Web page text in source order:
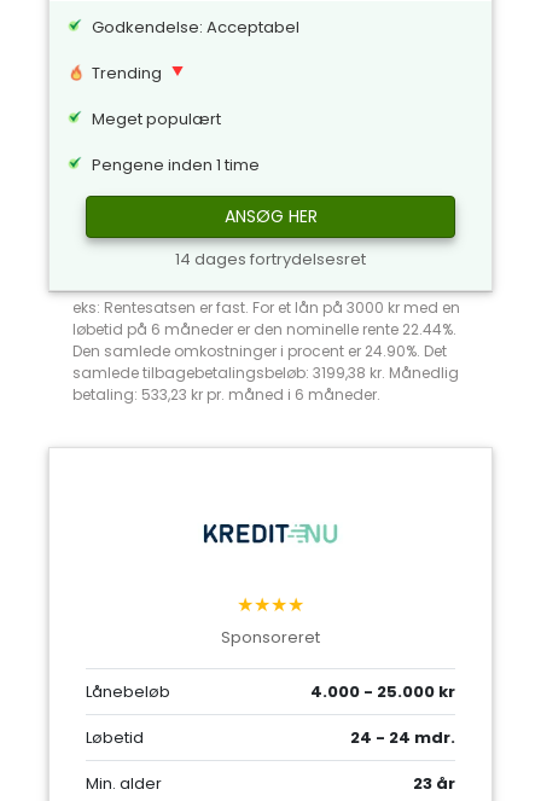
Godkendelse: Acceptabel
Trending
Meget populært
Pengene inden 1 time
ANSØG HER
14 dages fortrydelsesret
eks: Rentesatsen er fast. For et lån på 3000 kr med en
løbetid på 6 måneder er den nominelle rente 22.44%.
Den samlede omkostninger i procent er 24.90%. Det
samlede tilbagebetalingsbeløb: 3199,38 kr. Månedlig
betaling: 533,23 kr pr. måned i 6 måneder.
★★★★
Sponsoreret
Lånebeløb
4.000 - 25.000 kr
Løbetid
24 - 24 mdr.
Min. alder
23 år